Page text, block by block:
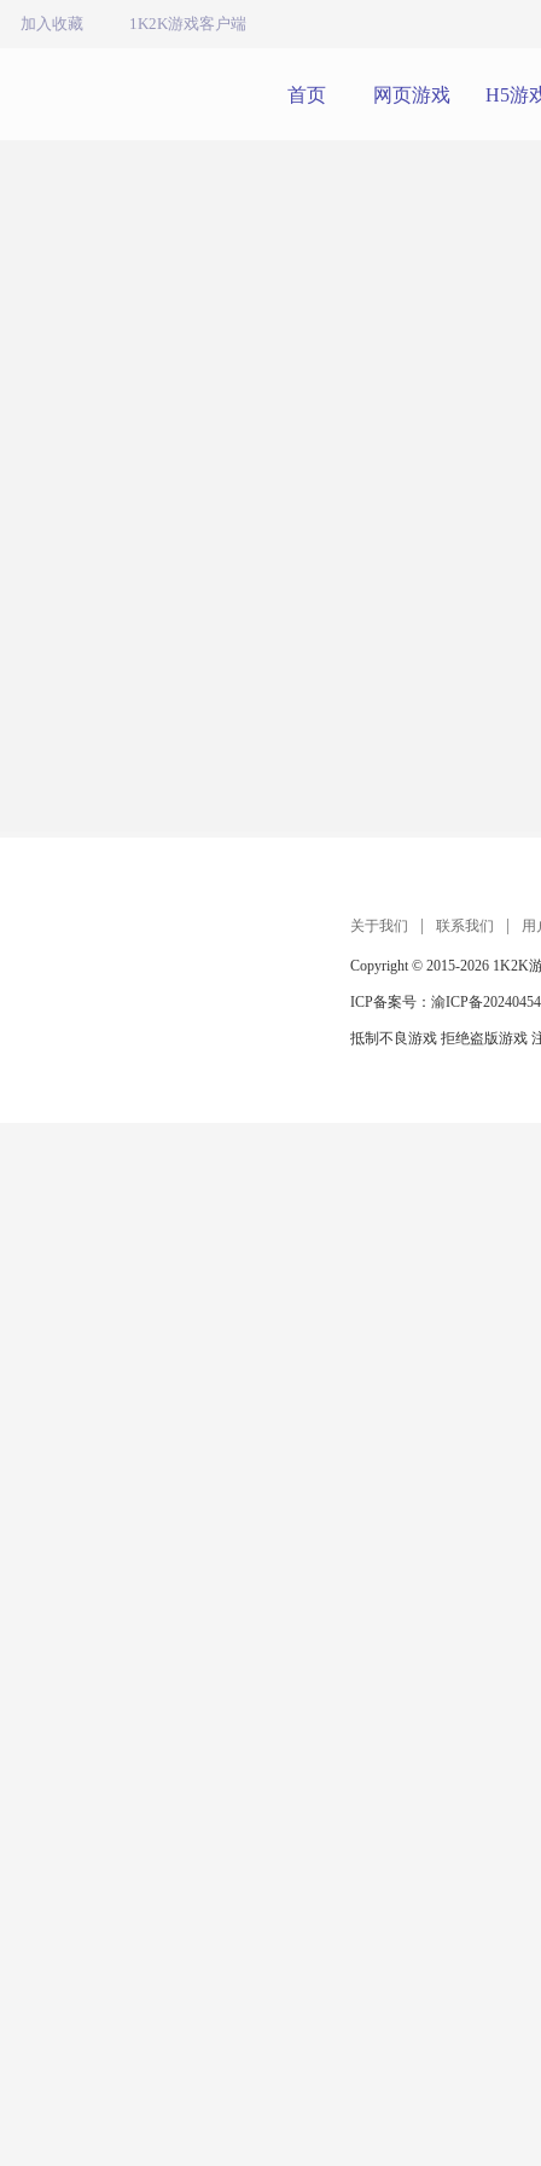
加入收藏 1K2K游戏客户端
首页 网页游戏 H5游
关于我们 联系我们 用
Copyright © 2015-2026 1K2K
ICP备案号： 渝ICP备
抵制不良游戏 拒绝盗版游戏